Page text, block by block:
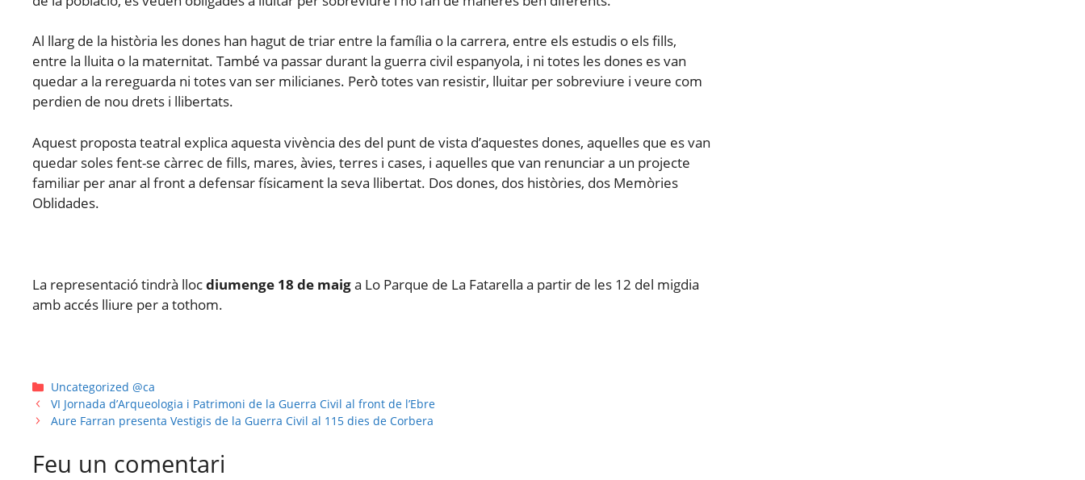
Al llarg de la història les dones han hagut de triar entre la família o la carrera, entre els estudis o els fills,
entre la lluita o la maternitat. També́ va passar durant la guerra civil espanyola, i ni totes les dones es van
quedar a la rereguarda ni totes van ser milicianes. Però̀ totes van resistir, lluitar per sobreviure i veure com
perdien de nou drets i llibertats.
Aquest proposta teatral explica aquesta vivència des del punt de vista d’aquestes dones, aquelles que es van
quedar soles fent-se càrrec de fills, mares, àvies, terres i cases, i aquelles que van renunciar a un projecte
familiar per anar al front a defensar físicament la seva llibertat. Dos dones, dos històries, dos Memòries
Oblidades.
La representació tindrà llocdiumenge 18 de maiga Lo Parque de La Fatarella a partir de les 12 del migdia
amb accés lliure per a tothom.
Uncategorized @ca
VI Jornada d’Arqueologia i Patrimoni de la Guerra Civil al front de l’Ebre
Aure Farran presenta Vestigis de la Guerra Civil al 115 dies de Corbera
Feu un comentari